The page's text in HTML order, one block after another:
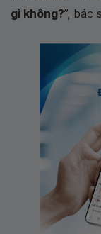
gì không?”, bác